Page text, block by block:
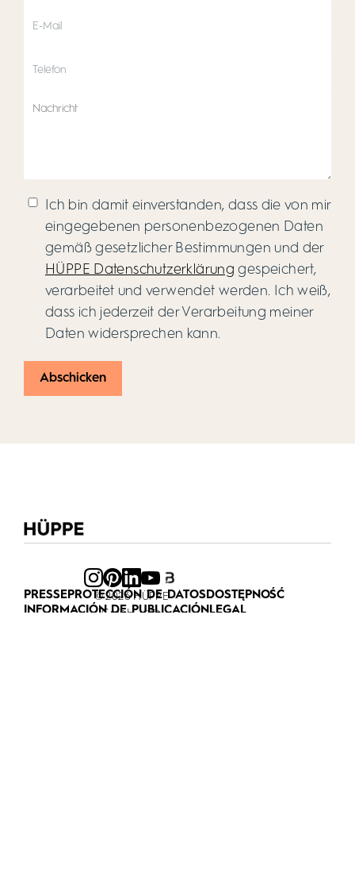
Ich bin damit einverstanden, dass die von mir
eingegebenen personenbezogenen Daten
gemäß gesetzlicher Bestimmungen und der
HÜPPE Datenschutzerklärung gespeichert,
verarbeitet und verwendet werden. Ich weiß,
dass ich jederzeit der Verarbeitung meiner
Daten widersprechen kann.
PRESSEPROTECCIÓN DE DATOSDOSTĘPNOŚĆ
INFORMACIÓN DE PUBLICACIÓNLEGAL
© 2026 HÜPPE
GmbH - alle